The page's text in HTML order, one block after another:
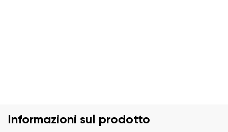
Informazioni sul prodotto